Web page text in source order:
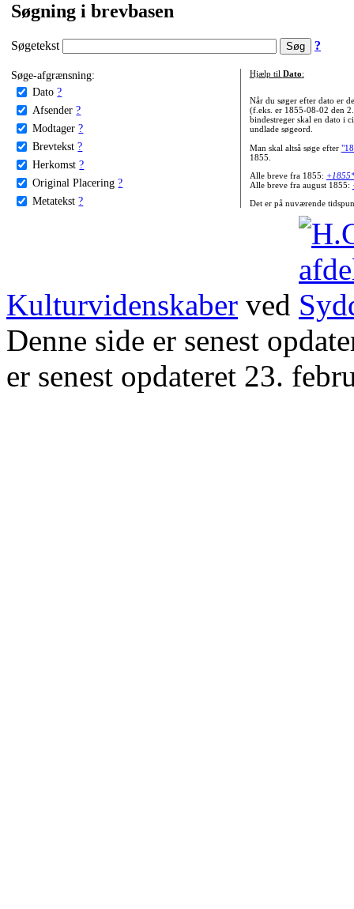
Søgning i brevbasen
Søgetekst ?
Søge-afgrænsning:
Dato ?
Afsender ?
Modtager ?
Brevtekst ?
Herkomst ?
Original Placering ?
Metatekst ?
Hjælp til Dato:
Når du søger efter dato er
(f.eks. er 1855-08-02 den
bindestreger skal en dato i
undlade søgeord.
Man skal altså søge efter
1855.
Alle breve fra 1855:
Alle breve fra august 1855:
Det er på nuværende
Kulturvidenskaber ved
Denne side er senest
er senest opdateret 23.